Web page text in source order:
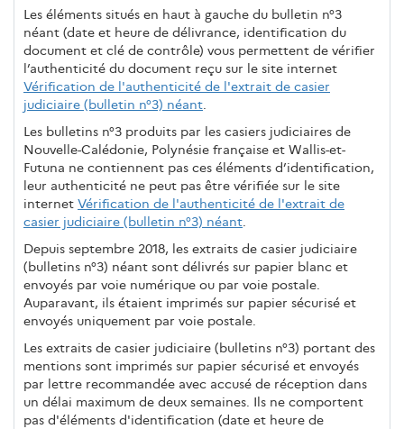
Les éléments situés en haut à gauche du bulletin n°3
néant (date et heure de délivrance, identification du
document et clé de contrôle) vous permettent de vérifier
l’authenticité du document reçu sur le site internet
Vérification de l'authenticité de l'extrait de casier
judiciaire (bulletin n°3) néant.
Les bulletins n°3 produits par les casiers judiciaires de
Nouvelle-Calédonie, Polynésie française et Wallis-et-
Futuna ne contiennent pas ces éléments d’identification,
leur authenticité ne peut pas être vérifiée sur le site
internet Vérification de l'authenticité de l'extrait de
casier judiciaire (bulletin n°3) néant.
Depuis septembre 2018, les extraits de casier judiciaire
(bulletins n°3) néant sont délivrés sur papier blanc et
envoyés par voie numérique ou par voie postale.
Auparavant, ils étaient imprimés sur papier sécurisé et
envoyés uniquement par voie postale.
Les extraits de casier judiciaire (bulletins n°3) portant des
mentions sont imprimés sur papier sécurisé et envoyés
par lettre recommandée avec accusé de réception dans
un délai maximum de deux semaines. Ils ne comportent
pas d'éléments d'identification (date et heure de